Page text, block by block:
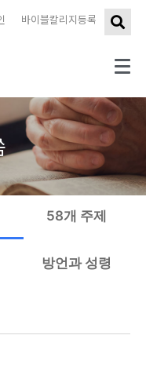
바이블칼리지등록
58개 주제
방언과 성령